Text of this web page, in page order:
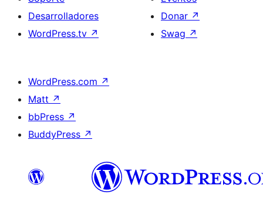
Desarrolladores
WordPress.tv ↗
Donar ↗
Swag ↗
WordPress.com ↗
Matt ↗
bbPress ↗
BuddyPress ↗